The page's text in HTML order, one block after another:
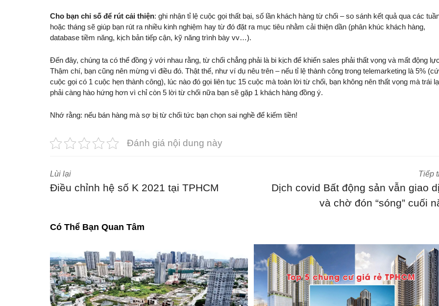
Cho bạn chỉ số để rút cải thiện: ghi nhận tỉ lệ cuộc gọi thất bại, số lần khách hàng từ chối – so sánh kết quả qua các
hoặc tháng sẽ giúp bạn rút ra nhiều kinh nghiệm hay từ đó đặt ra mục tiêu nhằm cải thiện dần (phân khúc khách hàng,
database tiềm năng, kịch bản tiếp cận, kỹ năng trình bày vv…).
Đến đây, chúng ta có thể đồng ý với nhau rằng, từ chối chẳng phải là bi kịch để khiến sales phải thất vọng và mất động
Thậm chí, bạn cũng nên mừng vì điều đó. Thật thế, như ví dụ nêu trên – nếu tỉ lệ thành công trong telemarketing là 5%
cuộc gọi có 1 cuộc hẹn thành công), lúc nào đó gọi liên tục 15 cuộc mà toàn lời từ chối, bạn không nên thất vọng mà trái
phải càng hào hứng hơn vì chỉ còn 5 lời từ chối nữa bạn sẽ gặp 1 khách hàng đồng ý.
Nhớ rằng: nếu bán hàng mà sợ bị từ chối tức bạn chọn sai nghề để kiếm tiền!
Đánh giá nội dung này
Lùi lại
Điều chỉnh hệ số K 2021 tại TPHCM
Tiếp
Dịch covid Bất động sản vẫn giao
và chờ đón “sóng” cuối
Có Thể Bạn Quan Tâm